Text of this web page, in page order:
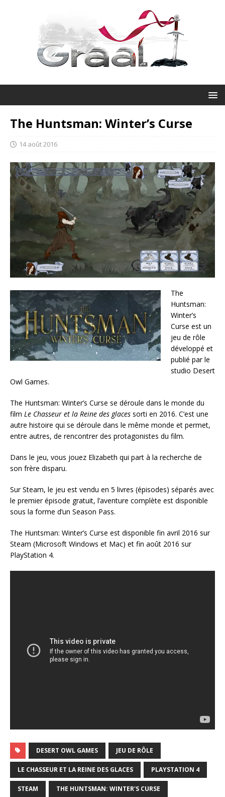
The Huntsman: Winter’s Curse
14 août 2016
The
Huntsman:
Winter’s
Curse est un
jeu de rôle
développé et
publié par le
studio Desert
Owl Games.
The Huntsman: Winter’s Curse se déroule dans le monde du
film Le Chasseur et la Reine des glaces sorti en 2016. C’est une
autre histoire qui se déroule dans le même monde et permet,
entre autres, de rencontrer des protagonistes du film.
Dans le jeu, vous jouez Elizabeth qui part à la recherche de
son frère disparu.
Sur Steam, le jeu est vendu en 5 livres (épisodes) séparés avec
le premier épisode gratuit, l’aventure complète est disponible
sous la forme d’un Season Pass.
The Huntsman: Winter’s Curse est disponible fin avril 2016 sur
Steam (Microsoft Windows et Mac) et fin août 2016 sur
PlayStation 4.
DESERT OWL GAMES JEU DE RÔLE
LE CHASSEUR ET LA REINE DES GLACES PLAYSTATION 4
STEAM THE HUNTSMAN: WINTER'S CURSE